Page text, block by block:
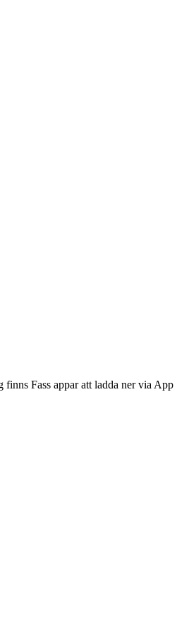
Fass appar att ladda ner via